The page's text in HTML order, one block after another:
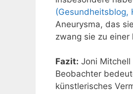
(Gesundheitsblog,
Aneurysma, das
zwang sie zu
Fazit: Joni
Beobachter
künstlerisches